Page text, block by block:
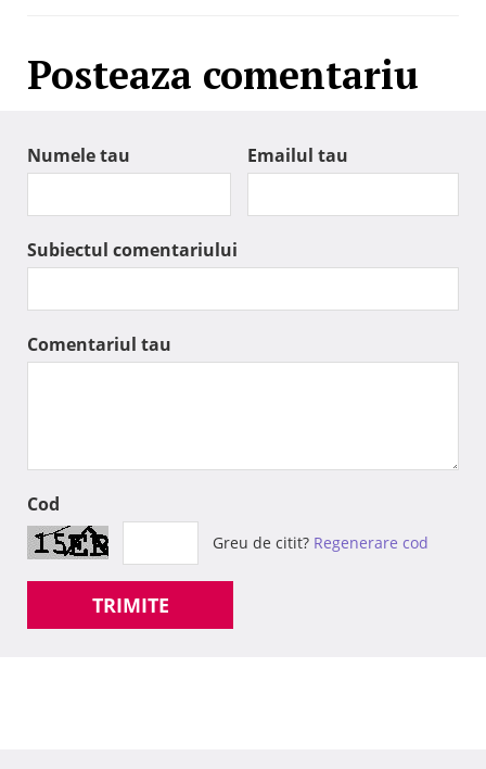
Posteaza comentariu
Numele tau Emailul tau
Subiectul comentariului
Comentariul tau
Cod
Greu de citit? Regenerare cod
TRIMITE